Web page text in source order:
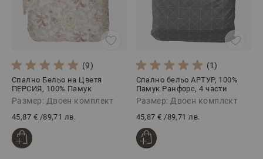
(9)
Спално Бельо на Цветя
ПЕРСИЯ, 100% Памук
Ранфорс, 4 части
Размер: Двоен комплект
45,87 € /89,71 лв.
(1)
Спално бельо АРТУР, 100%
Памук Ранфорс, 4 части
Размер: Двоен комплект
45,87 € /89,71 лв.